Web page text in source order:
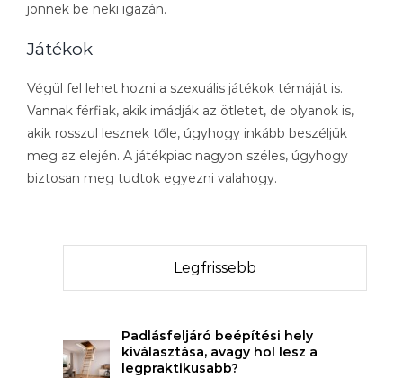
jönnek be neki igazán.
Játékok
Végül fel lehet hozni a szexuális játékok témáját is.
Vannak férfiak, akik imádják az ötletet, de olyanok is,
akik rosszul lesznek tőle, úgyhogy inkább beszéljük
meg az elején. A játékpiac nagyon széles, úgyhogy
biztosan meg tudtok egyezni valahogy.
Legfrissebb
Padlásfeljáró beépítési hely
kiválasztása, avagy hol lesz a
legpraktikusabb?